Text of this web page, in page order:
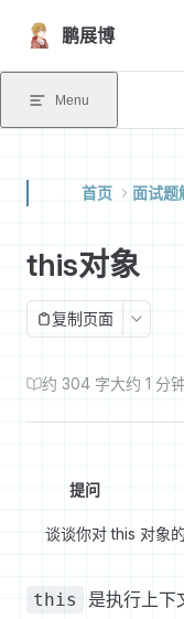
Skip to content
鹏展博
Menu
首页 面试题
this对象
复制页面
约 304 字大约 1 分钟
提问
谈谈你对 this 对象
this
是执行上下